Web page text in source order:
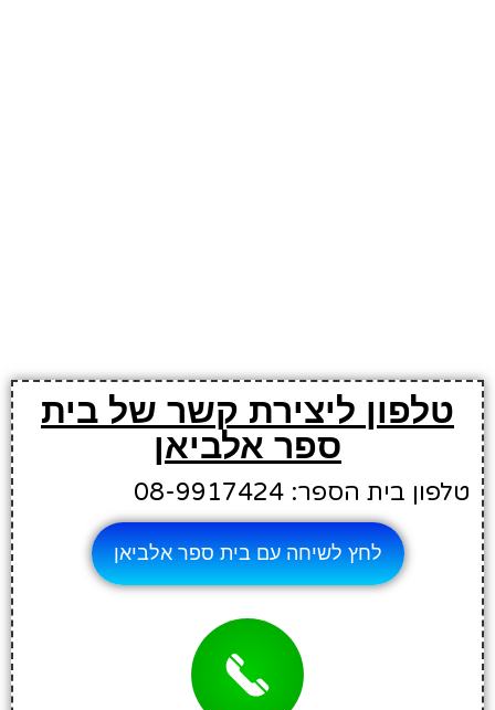
טלפון ליצירת קשר של בית
ספר אלביאן
טלפון בית הספר: 08-9917424
לחץ לשיחה עם בית ספר אלביאן